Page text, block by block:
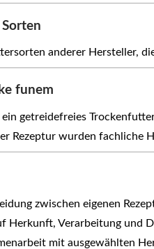
anderer Hersteller,
funem
ein getreidefreies
Rezeptur wurden fachliche
zwischen eigenen
Herkunft, Verarbeitung und
mit ausgewählten